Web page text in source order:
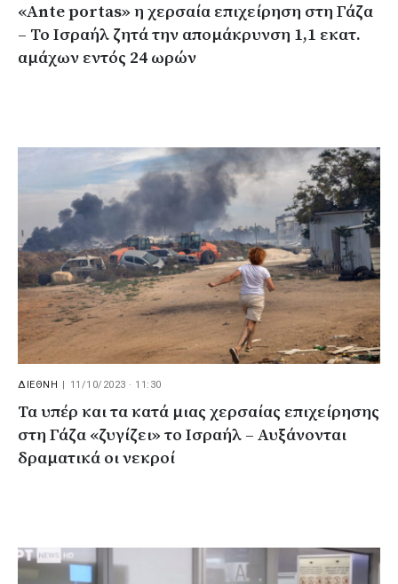
«Ante portas» η χερσαία επιχείρηση στη Γάζα
– Το Ισραήλ ζητά την απομάκρυνση 1,1 εκατ.
αμάχων εντός 24 ωρών
ΔΙΕΘΝΗ | 11/10/2023 · 11:30
Τα υπέρ και τα κατά μιας χερσαίας επιχείρησης
στη Γάζα «ζυγίζει» το Ισραήλ – Αυξάνονται
δραματικά οι νεκροί